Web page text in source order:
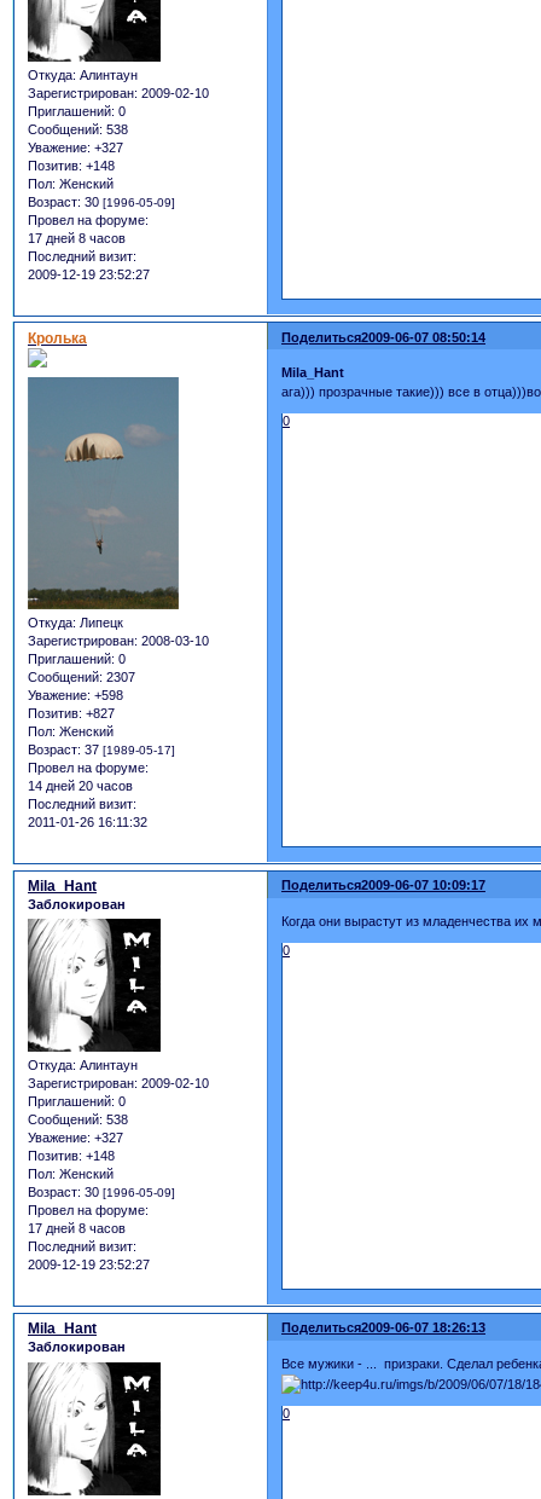
Откуда: Алинтаун
Зарегистрирован: 2009-02-10
Приглашений: 0
Сообщений: 538
Уважение: +327
Позитив: +148
Пол: Женский
Возраст: 30 [1996-05-09]
Провел на форуме:
17 дней 8 часов
Последний визит:
2009-12-19 23:52:27
Поделиться2009-06-07 08:50:14
Кролька
Откуда: Липецк
Зарегистрирован: 2008-03-10
Приглашений: 0
Сообщений: 2307
Уважение: +598
Позитив: +827
Пол: Женский
Возраст: 37 [1989-05-17]
Провел на форуме:
14 дней 20 часов
Последний визит:
2011-01-26 16:11:32
Mila_Hant
ага))) прозрачные такие))) все в
0
Поделиться2009-06-07 10:09:17
Mila_Hant
Заблокирован
Откуда: Алинтаун
Зарегистрирован: 2009-02-10
Приглашений: 0
Сообщений: 538
Уважение: +327
Позитив: +148
Пол: Женский
Возраст: 30 [1996-05-09]
Провел на форуме:
17 дней 8 часов
Последний визит:
2009-12-19 23:52:27
Когда они вырастут из младенчества их
0
Поделиться2009-06-07 18:26:13
Mila_Hant
Заблокирован
Все мужики - ... призраки. Сделал
0